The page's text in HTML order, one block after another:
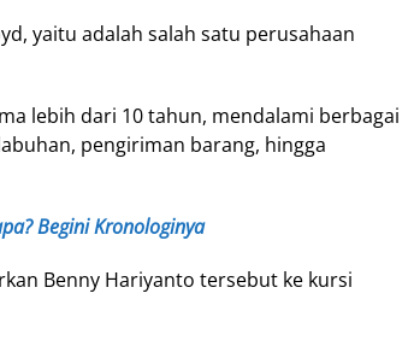
yaitu adalah salah satu perusahaan
lebih dari 10 tahun, mendalami berbagai
pengiriman barang, hingga
Begini Kronologinya
Benny Hariyanto tersebut ke kursi